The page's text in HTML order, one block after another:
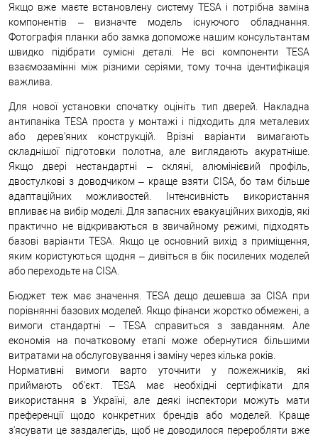
Якщо вже маєте встановлену систему TESA і потрібна заміна
компонентів – визначте модель існуючого обладнання.
Фотографія планки або замка допоможе нашим консультантам
швидко підібрати сумісні деталі. Не всі компоненти TESA
взаємозамінні між різними серіями, тому точна ідентифікація
важлива.
Для нової установки спочатку оцініть тип дверей. Накладна
антипаніка TESA проста у монтажі і підходить для металевих
або дерев'яних конструкцій. Врізні варіанти вимагають
складнішої підготовки полотна, але виглядають акуратніше.
Якщо двері нестандартні – скляні, алюмінієвий профіль,
двостулкові з доводчиком – краще взяти CISA, бо там більше
адаптаційних можливостей. Інтенсивність використання
впливає на вибір моделі. Для запасних евакуаційних виходів, які
практично не відкриваються в звичайному режимі, підходять
базові варіанти TESA. Якщо це основний вихід з приміщення,
яким користуються щодня – дивіться в бік посилених моделей
або переходьте на CISA.
Бюджет теж має значення. TESA дещо дешевша за CISA при
порівнянні базових моделей. Якщо фінанси жорстко обмежені, а
вимоги стандартні – TESA справиться з завданням. Але
економія на початковому етапі може обернутися більшими
витратами на обслуговування і заміну через кілька років.
Нормативні вимоги варто уточнити у пожежників, які
приймають об'єкт. TESA має необхідні сертифікати для
використання в Україні, але деякі інспектори можуть мати
преференції щодо конкретних брендів або моделей. Краще
з'ясувати це заздалегідь, щоб не доводилося переробляти вже